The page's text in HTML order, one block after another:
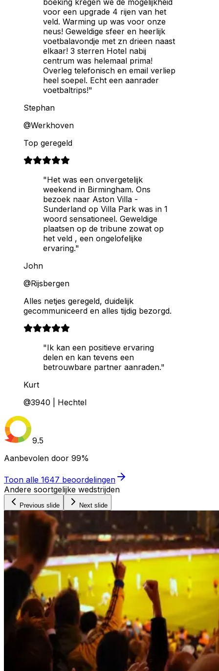
voor een upgrade 4 rijen van het
veld. Warming up was voor onze
neus! Geweldige sfeer en heerlijk
voetbalavondje met zn drieen naast
elkaar! 3 sterren Hotel nabij
centrum was helemaal prima!
Overleg telefonisch en email verliep
heel soepel. Echt een aanrader
voetbaltrips!"
Stephan
@Werkhoven
Top geregeld
"Het was een onvergetelijk
weekend in Birmingham. Ons
bezoek naar Aston Villa -
Sunderland op Villa Park was in 1
woord sensationeel. Geweldige
plaatsen op de tribune zowat op
het veld , een ongelofelijke
ervaring."
John
@Rijsbergen
Alles netjes geregeld, duidelijk
gecommuniceerd en alles tijdig bezorgd.
"Ik kan een positieve ervaring
delen en kan tevens een
betrouwbare partner aanraden."
Kurt
@3940 | Hechtel
9.5
Aanbevolen door 99%
Toon alle 1647 beoordelingen
Andere soortgelijke wedstrijden
Previous slide Next slide